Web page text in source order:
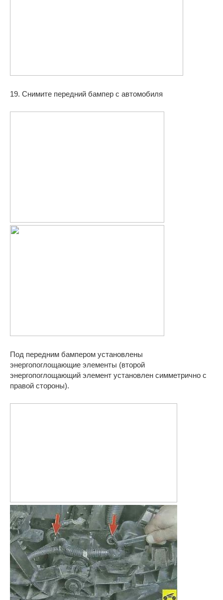
19. Снимите передний бампер с автомобиля
Под передним бампером установлены
энергопоглощающие элементы (второй
энергопоглощающий элемент установлен симметрично с
правой стороны).